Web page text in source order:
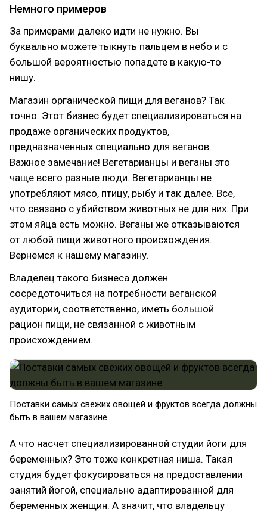
Немного примеров
За примерами далеко идти не нужно. Вы
буквально можете тыкнуть пальцем в небо и с
большой вероятностью попадете в какую-то
нишу.
Магазин органической пищи для веганов? Так
точно. Этот бизнес будет специализироваться на
продаже органических продуктов,
предназначенных специально для веганов.
Важное замечание! Вегетарианцы и веганы это
чаще всего разные люди. Вегетарианцы не
употребляют мясо, птицу, рыбу и так далее. Все,
что связано с убийством животных не для них. При
этом яйца есть можно. Веганы же отказываются
от любой пищи животного происхождения.
Вернемся к нашему магазину.
Владелец такого бизнеса должен
сосредоточиться на потребности веганской
аудитории, соответственно, иметь большой
рацион пищи, не связанной с животным
происхождением.
Поставки самых свежих овощей и фруктов всегда должны
быть в вашем магазине
А что насчет специализированной студии йоги для
беременных? Это тоже конкретная ниша. Такая
студия будет фокусироваться на предоставлении
занятий йогой, специально адаптированной для
беременных женщин. А значит, что владельцу